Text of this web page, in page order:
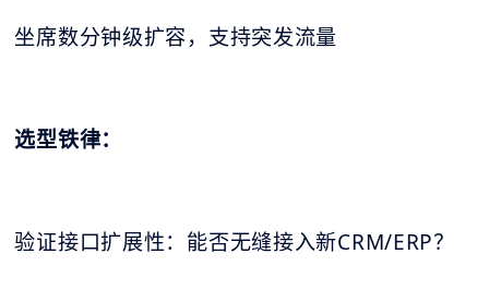
坐席数分钟级扩容，支持突发流量
选型铁律：
验证接口扩展性：能否无缝接入新CRM/ERP？